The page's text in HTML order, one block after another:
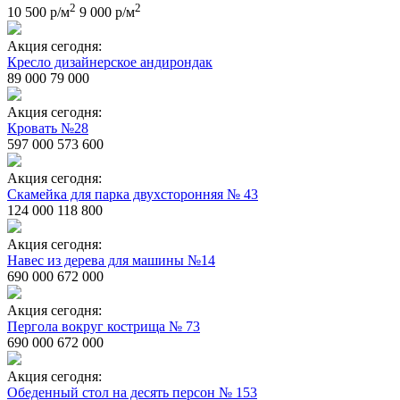
10 500 р/м2 9 000 р/м2
Акция сегодня:
Кресло дизайнерское андирондак
89 000 79 000
Акция сегодня:
Кровать №28
597 000 573 600
Акция сегодня:
Скамейка для парка двухсторонняя № 43
124 000 118 800
Акция сегодня:
Навес из дерева для машины №14
690 000 672 000
Акция сегодня:
Пергола вокруг кострища № 73
690 000 672 000
Акция сегодня:
Обеденный стол на десять персон № 153